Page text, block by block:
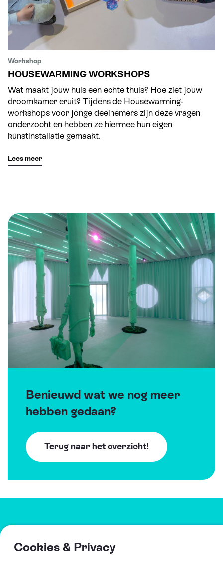
Workshop
HOUSEWARMING WORKSHOPS
Wat maakt jouw huis een echte thuis? Hoe ziet jouw
droomkamer eruit? Tijdens de Housewarming-
workshops voor jonge deelnemers zijn deze vragen
onderzocht en hebben ze hiermee hun eigen
kunstinstallatie gemaakt.
Lees meer
Benieuwd wat we nog meer
hebben gedaan?
Terug naar het overzicht!